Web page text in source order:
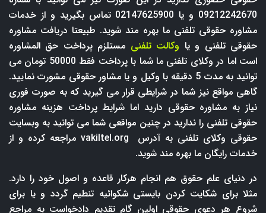
09212242670 و یا 02147625900 تماس بگیرید و از خدمات
مشاوره حقوقی تلفنی ما بهره مند شوید. طبیعتا دریافت مشاوره
حقوقی تلفنی و یا وکالت تلفنی مستلزم پرداخت حق المشاوره
است اما در وکلای تلفنی ما شما با پرداخت فقط 50000 تومان می
توانید به مدت 5 دقیقه با وکیل و یا مشاور حقوقی مشورت نمایید.
گاهی مواقع نیز شما در شرایطی قرار می گیرید که به صورت فوری
نیاز به مشاوره حقوقی دارید اما شرایط پرداخت هزینه مشاوره
حقوقی تلفنی را ندارید در چنین مواقعی شما می توانید به وبسایت
حقوقی وکلای تلفنی به آدرس
vakiltel.org مراجعه کرده و از
خدمات رایگان ما بهره مند شوید.
در دنیای علم حقوق هم انجام هرکار قاعده و اصول خود را دارد.
مثلا برای شکایت کردن بایستی شکوائیه تنطیم گردد و یا برای
شروع هر دعوی حقوقی اولین گام تقدیم دادخواست به مراجع